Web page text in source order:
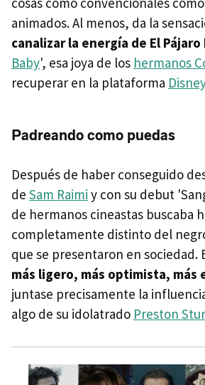
animados. Al menos, da la
canalizar la energía de El Pájaro
Baby', esa joya de los hermanos
recuperar en la plataforma
Padreando como puedas
Después de haber conseguido
de Sam Raimi y con su debut
de hermanos cineastas buscaba
completamente distinto del
que se presentaron en sociedad.
más ligero, más optimista, más
juntase precisamente la
algo de su idolatrado Preston